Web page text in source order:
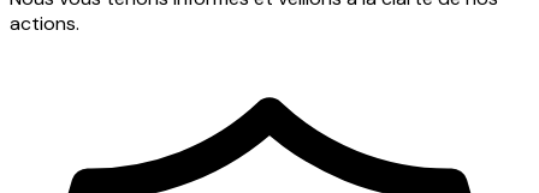
actions.